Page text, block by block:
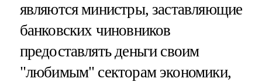
являются министры, заставляющие
банковских чиновников
предоставлять деньги своим
"любимым" секторам экономики,